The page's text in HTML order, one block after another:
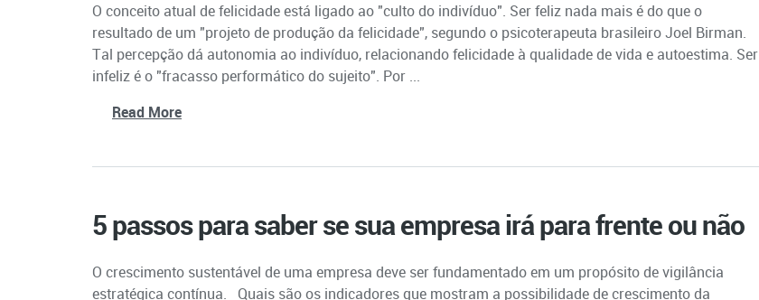
O conceito atual de felicidade está ligado ao "culto do indivíduo". Ser feliz nada mais é do que o
resultado de um "projeto de produção da felicidade", segundo o psicoterapeuta brasileiro Joel Birman.
Tal percepção dá autonomia ao indivíduo, relacionando felicidade à qualidade de vida e autoestima. Ser
infeliz é o "fracasso performático do sujeito". Por ...
Read More
5 passos para saber se sua empresa irá para frente ou não
O crescimento sustentável de uma empresa deve ser fundamentado em um propósito de vigilância
estratégica contínua. Quais são os indicadores que mostram a possibilidade de crescimento da